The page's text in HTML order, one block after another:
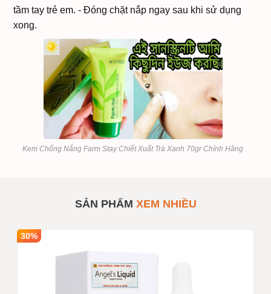
tầm tay trẻ em. - Đóng chặt nắp ngay sau khi sử dụng
xong.
Kem Chống Nắng Farm Stay Chiết Xuất Trà Xanh 70gr Chính Hãng
70gr
Giá bán
Giá trên chưa bao gồm VAT nếu
quý khách yêu cầu xuất hóa
SẢN PHẨM XEM NHIỀU
30%